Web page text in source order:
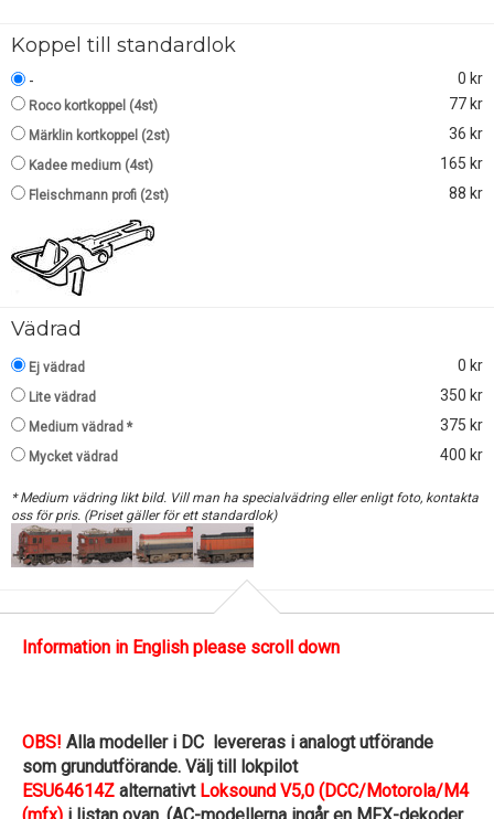
Koppel till standardlok
- 0 kr
Roco kortkoppel (4st) 77 kr
Märklin kortkoppel (2st) 36 kr
Kadee medium (4st) 165 kr
Fleischmann profi (2st) 88 kr
Vädrad
Ej vädrad 0 kr
Lite vädrad 350 kr
Medium vädrad * 375 kr
Mycket vädrad 400 kr
* Medium vädring likt bild. Vill man ha specialvädring eller enligt foto, kontakta
oss för pris. (Priset gäller för ett standardlok)
Information in English please scroll down
OBS! Alla modeller i DC levereras i analogt utförande
som grundutförande. Välj till lokpilot
ESU64614Z alternativt Loksound V5,0 (DCC/Motorola/M4